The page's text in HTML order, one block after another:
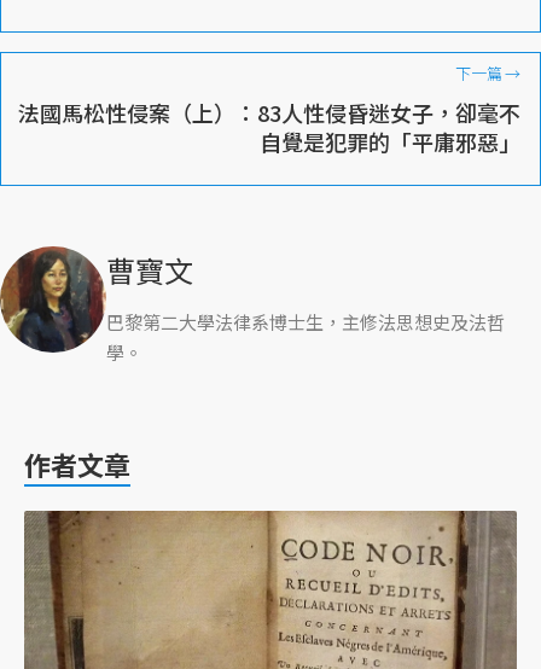
下一篇→
法國馬松性侵案（上）：83人性侵昏迷女子，卻毫不
自覺是犯罪的「平庸邪惡」
曹寶文
巴黎第二大學法律系博士生，主修法思想史及法哲
學。
作者文章